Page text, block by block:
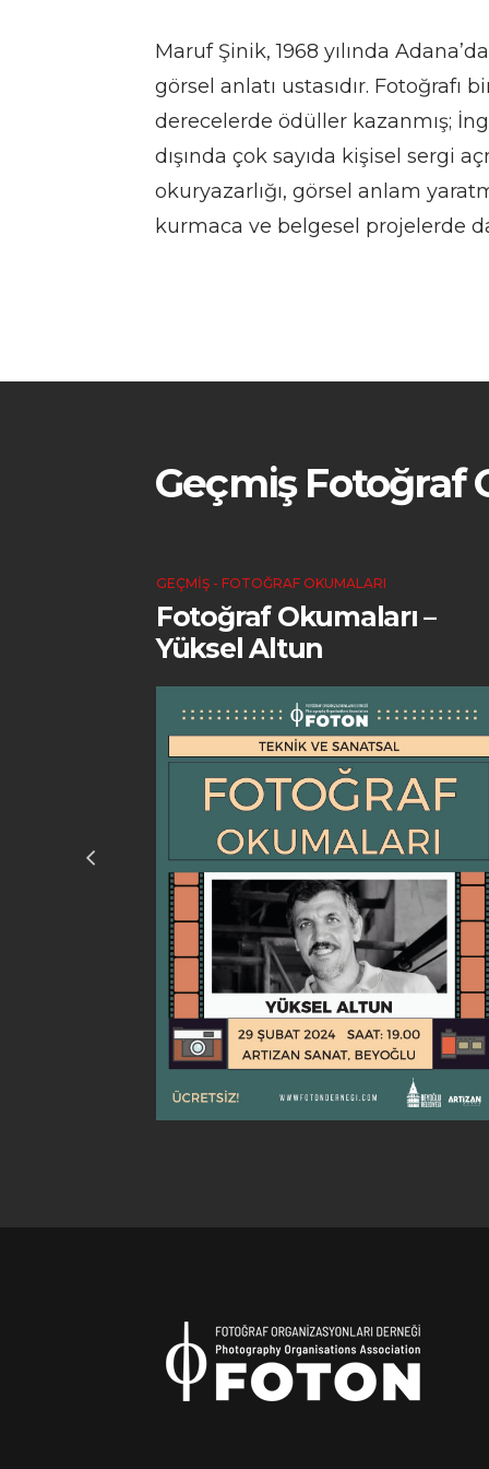
Maruf Şinik, 1968 yılında
görsel anlatı ustasıdır. Fotoğrafı
derecelerde ödüller kazanmış;
dışında çok sayıda kişisel sergi
okuryazarlığı, görsel anlam
kurmaca ve belgesel projelerde
Geçmiş Fotoğraf
GEÇMIŞ - FOTOĞRAF OKUMALARI
Fotoğraf Okumaları –
Yüksel Altun